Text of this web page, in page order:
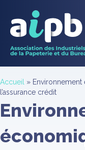
Accueil »
l’assurance crédit